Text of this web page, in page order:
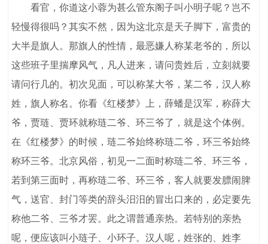
看官，你道这小蓉为甚么管东阁子叫小明子呢？岂不
轻慢得很吗？其实不然，因为这北京是天子脚下，富贵的
大半是旗人。那旗人的性情，最恶嫌人称某老爷的，所以
这些班子里揣摩风气，凡人进来，请问贵姓后，立刻就要
请问行几的。初次见面，可以称某大爷，某二爷，汉人称
姓，旗人称名。你看《红楼梦》上，薛蟠是汉军，称薛大
爷，贾琏、贾环就称琏二爷、环三爷了，就是这个体例。
在《红楼梦》的时候，琏二爷始终称琏二爷，环三爷始终
称环三爷。北京风俗，初见一二面时称琏二爷、环三爷，
若到第三面时，再称琏二爷、环三爷，客人就要发膘闹脾
气，送官、封门等类的辞头汨汨的冒出口来的，必定要先
称他二爷、三爷才罢。此之谓普通亲热。若特别的亲热
呢，便应该叫小琏子、小环子。汉人呢，姓张的、姓李